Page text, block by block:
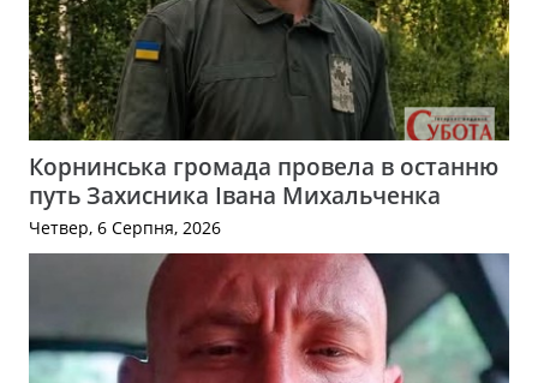
Корнинська громада провела в останню
путь Захисника Івана Михальченка
Четвер, 6 Серпня, 2026